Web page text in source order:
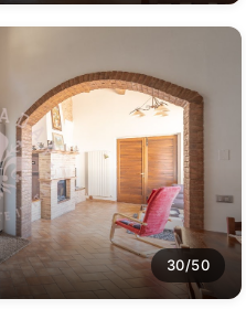
30/50